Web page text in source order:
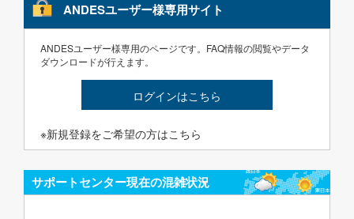
ANDESユーザー様専用サイト
ANDESユーザー様専用のページです。FAQ情報の閲覧やデータ
ダウンロードが行えます。
ログインはこちら
※新規登録をご希望の方はこちら
サポートセンター現在の混雑状況